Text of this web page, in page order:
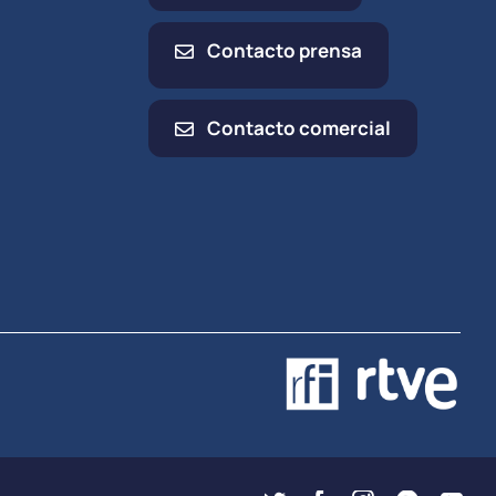
Contacto prensa
Contacto comercial